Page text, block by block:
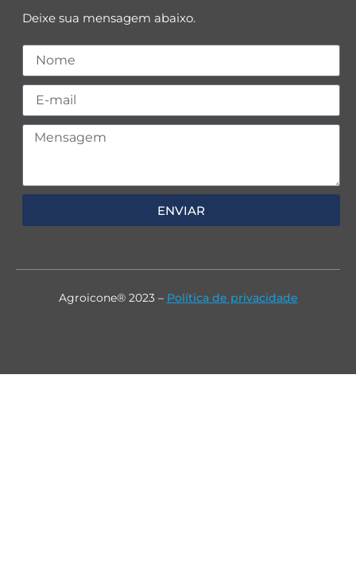
Deixe sua mensagem abaixo.
ENVIAR
Agroicone® 2023 – Política de privacidade